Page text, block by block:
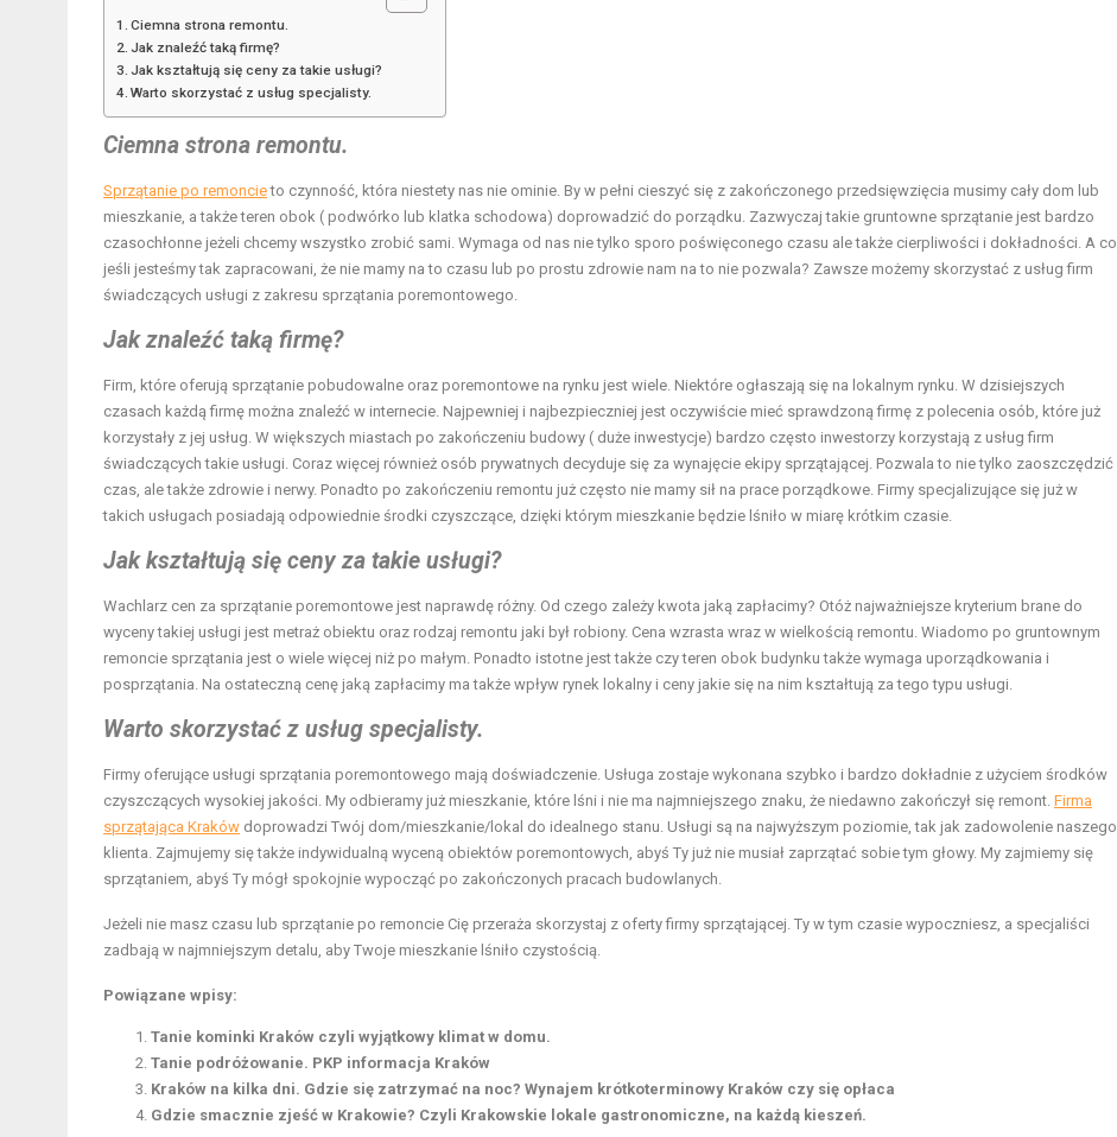
Ciemna strona remontu.
Jak znaleźć taką firmę?
Jak kształtują się ceny za takie usługi?
Warto skorzystać z usług specjalisty.
Ciemna strona remontu.
Sprzątanie po remoncieto czynność, która niestety nas nie ominie. By w pełni cieszyć się z zakończonego przedsięwzięcia musimy cały dom lub
mieszkanie, a także teren obok ( podwórko lub klatka schodowa) doprowadzić do porządku. Zazwyczaj takie gruntowne sprzątanie jest bardzo
czasochłonne jeżeli chcemy wszystko zrobić sami. Wymaga od nas nie tylko sporo poświęconego czasu ale także cierpliwości i dokładności. A co
jeśli jesteśmy tak zapracowani, że nie mamy na to czasu lub po prostu zdrowie nam na to nie pozwala? Zawsze możemy skorzystać z usług firm
świadczących usługi z zakresu sprzątania poremontowego.
Jak znaleźć taką firmę?
Firm, które oferują sprzątanie pobudowalne oraz poremontowe na rynku jest wiele. Niektóre ogłaszają się na lokalnym rynku. W dzisiejszych
czasach każdą firmę można znaleźć w internecie. Najpewniej i najbezpieczniej jest oczywiście mieć sprawdzoną firmę z polecenia osób, które już
korzystały z jej usług. W większych miastach po zakończeniu budowy ( duże inwestycje) bardzo często inwestorzy korzystają z usług firm
świadczących takie usługi. Coraz więcej również osób prywatnych decyduje się za wynajęcie ekipy sprzątającej. Pozwala to nie tylko zaoszczędzić
czas, ale także zdrowie i nerwy. Ponadto po zakończeniu remontu już często nie mamy sił na prace porządkowe. Firmy specjalizujące się już w
takich usługach posiadają odpowiednie środki czyszczące, dzięki którym mieszkanie będzie lśniło w miarę krótkim czasie.
Jak kształtują się ceny za takie usługi?
Wachlarz cen za sprzątanie poremontowe jest naprawdę różny. Od czego zależy kwota jaką zapłacimy? Otóż najważniejsze kryterium brane do
wyceny takiej usługi jest metraż obiektu oraz rodzaj remontu jaki był robiony. Cena wzrasta wraz w wielkością remontu. Wiadomo po gruntownym
remoncie sprzątania jest o wiele więcej niż po małym. Ponadto istotne jest także czy teren obok budynku także wymaga uporządkowania i
posprzątania. Na ostateczną cenę jaką zapłacimy ma także wpływ rynek lokalny i ceny jakie się na nim kształtują za tego typu usługi.
Warto skorzystać z usług specjalisty.
Firmy oferujące usługi sprzątania poremontowego mają doświadczenie. Usługa zostaje wykonana szybko i bardzo dokładnie z użyciem środków
czyszczących wysokiej jakości. My odbieramy już mieszkanie, które lśni i nie ma najmniejszego znaku, że niedawno zakończył się remont. Firma
sprzątająca Kraków doprowadzi Twój dom/mieszkanie/lokal do idealnego stanu. Usługi są na najwyższym poziomie, tak jak zadowolenie naszego
klienta. Zajmujemy się także indywidualną wyceną obiektów poremontowych, abyś Ty już nie musiał zaprzątać sobie tym głowy. My zajmiemy się
sprzątaniem, abyś Ty mógł spokojnie wypocząć po zakończonych pracach budowlanych.
Jeżeli nie masz czasu lub sprzątanie po remoncie Cię przeraża skorzystaj z oferty firmy sprzątającej. Ty w tym czasie wypoczniesz, a specjaliści
zadbają w najmniejszym detalu, aby Twoje mieszkanie lśniło czystością.
Powiązane wpisy:
Tanie kominki Kraków czyli wyjątkowy klimat w domu.
Tanie podróżowanie. PKP informacja Kraków
Kraków na kilka dni. Gdzie się zatrzymać na noc? Wynajem krótkoterminowy Kraków czy się opłaca
Gdzie smacznie zjeść w Krakowie? Czyli Krakowskie lokale gastronomiczne, na każdą kieszeń.